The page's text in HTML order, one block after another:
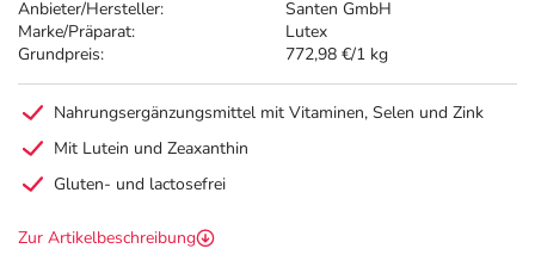
Anbieter/Hersteller:
Santen GmbH
Marke/Präparat:
Lutex
Grundpreis:
772,98 €/1 kg
Nahrungsergänzungsmittel mit Vitaminen, Selen und Zink
Mit Lutein und Zeaxanthin
Gluten- und lactosefrei
Zur Artikelbeschreibung